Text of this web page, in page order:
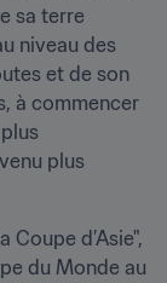
sa terre
niveau des
et de son
à commencer
plus
d’Asie",
du Monde au